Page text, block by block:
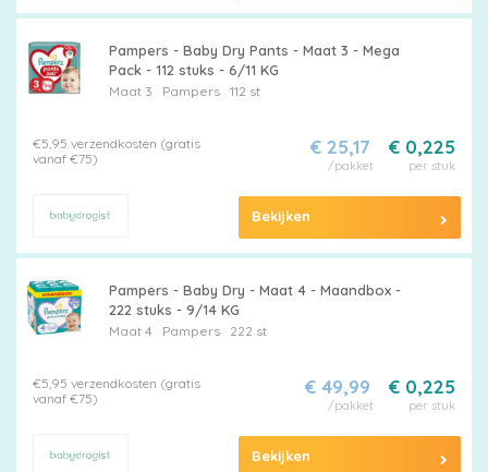
Pampers - Baby Dry Pants - Maat 3 - Mega
Pack - 112 stuks - 6/11 KG
Maat 3 Pampers112 st
€5,95 verzendkosten (gratis
vanaf €75)
€ 0,225
per stuk
€ 25,17
/pakket
Bekijken
Pampers - Baby Dry - Maat 4 - Maandbox -
222 stuks - 9/14 KG
Maat 4 Pampers222 st
€5,95 verzendkosten (gratis
vanaf €75)
€ 0,225
per stuk
€ 49,99
/pakket
Bekijken